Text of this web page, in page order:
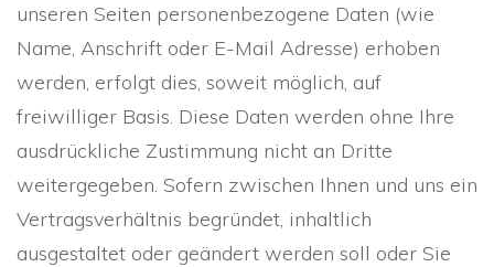
unseren Seiten personenbezogene Daten (wie
Name, Anschrift oder E-Mail Adresse) erhoben
werden, erfolgt dies, soweit möglich, auf
freiwilliger Basis. Diese Daten werden ohne Ihre
ausdrückliche Zustimmung nicht an Dritte
weitergegeben. Sofern zwischen Ihnen und uns ein
Vertragsverhältnis begründet, inhaltlich
ausgestaltet oder geändert werden soll oder Sie